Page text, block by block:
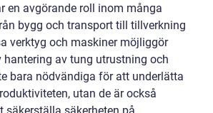
en avgörande roll inom många
bygg och transport till tillverkning
verktyg och maskiner möjliggör
hantering av tung utrustning och
bara nödvändiga för att underlätta
utan de är också
säkerheten på